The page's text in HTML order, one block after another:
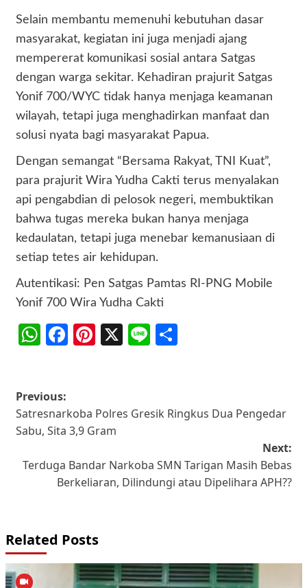
Selain membantu memenuhi kebutuhan dasar
masyarakat, kegiatan ini juga menjadi ajang
mempererat komunikasi sosial antara Satgas
dengan warga sekitar. Kehadiran prajurit Satgas
Yonif 700/WYC tidak hanya menjaga keamanan
wilayah, tetapi juga menghadirkan manfaat dan
solusi nyata bagi masyarakat Papua.
Dengan semangat “Bersama Rakyat, TNI Kuat”,
para prajurit Wira Yudha Cakti terus menyalakan
api pengabdian di pelosok negeri, membuktikan
bahwa tugas mereka bukan hanya menjaga
kedaulatan, tetapi juga menebar kemanusiaan di
setiap tetes air kehidupan.
Autentikasi: Pen Satgas Pamtas RI-PNG Mobile
Yonif 700 Wira Yudha Cakti
WhatsApp
Facebook
Pinterest
X Line
Post
navigation
Previous:
Satresnarkoba Polres Gresik Ringkus Dua Pengedar
Sabu, Sita 3,9 Gram
Next:
Terduga Bandar Narkoba SMN Tarigan Masih Bebas
Berkeliaran, Dilindungi atau Dipelihara APH??
Related Posts